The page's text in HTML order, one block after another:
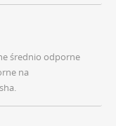
średnio odporne
na